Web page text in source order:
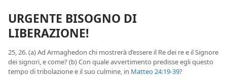
URGENTE BISOGNO DI
LIBERAZIONE!
25, 26. (a) Ad Armaghedon chi mostrerà d’essere il Re dei re e il Signore
dei signori, e come? (b) Con quale avvertimento predisse egli questo
tempo di tribolazione e il suo culmine, in Matteo 24:19-39?